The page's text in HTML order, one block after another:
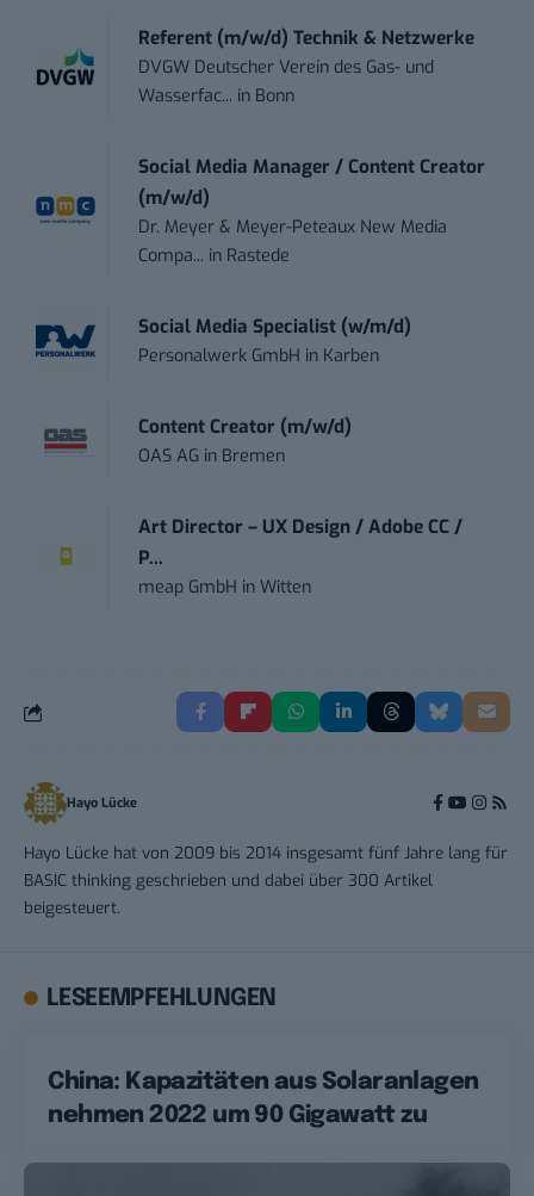
Referent (m/w/d) Technik & Netzwerke
DVGW Deutscher Verein des Gas- und
Wasserfac... in Bonn
Social Media Manager / Content Creator
(m/w/d)
Dr. Meyer & Meyer-Peteaux New Media
Compa... in Rastede
Social Media Specialist (w/m/d)
Personalwerk GmbH in Karben
Content Creator (m/w/d)
OAS AG in Bremen
Art Director – UX Design / Adobe CC /
P...
meap GmbH inWitten
Hayo Lücke
Hayo Lücke hat von 2009 bis 2014 insgesamt fünf Jahre lang für
BASIC thinking geschrieben und dabei über 300 Artikel
beigesteuert.
LESEEMPFEHLUNGEN
China: Kapazitäten aus Solaranlagen
nehmen 2022 um 90 Gigawatt zu